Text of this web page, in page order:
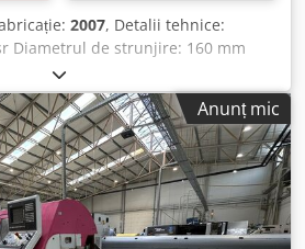
2007, Detalii tehnice:
Diametrul de strunjire: 160 mm
300 mm Control: Siemens 840D
Turația axului 1: 5000 rpm
pentru axul 1: 65 mm Cuplul
axului 2: 16,8 kW Turația axului 2:
2: 100 Nm Cursa de transfer a
Spațiul necesar (aprox.): 4,5 x 2,0 x
(aprox.): 9 t Accesorii: Mandrină cu
axul 1 Mandrină cu prindere
Anunț mic